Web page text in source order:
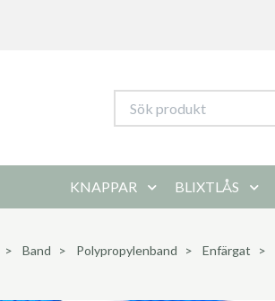
KNAPPAR BLIXTLÅS
Band Polypropylenband Enfärgat